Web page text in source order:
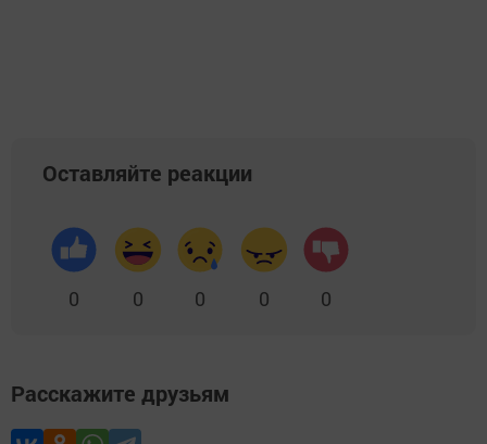
Оставляйте реакции
0 0 0 0 0
Расскажите друзьям